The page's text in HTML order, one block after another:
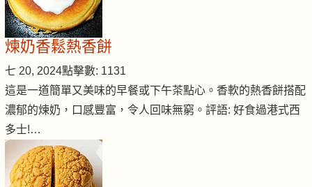
煉奶香鬆熱香餅
七 20, 2024點擊數: 1131
這是一道簡單又美味的早餐或下午茶點心。香軟的熱香餅搭配
濃郁的煉奶，口感豐富，令人回味無窮。評語: 好食過港式西
多士!…